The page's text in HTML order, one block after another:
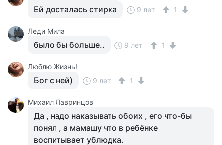
Ей досталась стирка 9 лет 1
Леди Мила
было бы больше.. 9 лет 1
Люблю Жизнь!
Бог с ней) 9 лет 1
Михаил Лавринцов
Да , надо наказывать обоих , его что-бы
понял , а мамашу что в ребёнке
воспитывает ублюдка.